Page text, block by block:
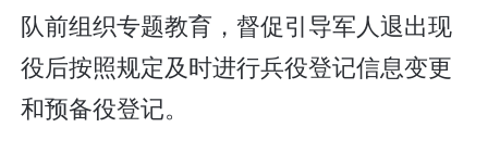
队前组织专题教育，督促引导军人退出现
役后按照规定及时进行兵役登记信息变更
和预备役登记。